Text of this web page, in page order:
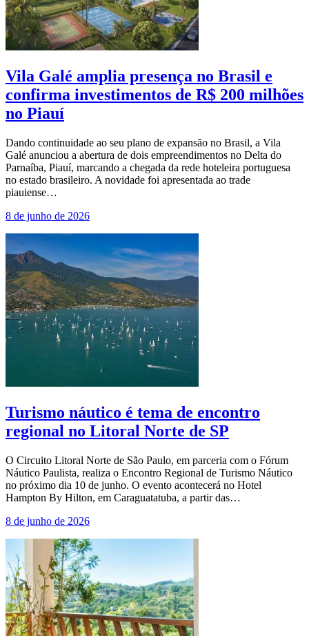
Vila Galé amplia presença no Brasil e
confirma investimentos de R$ 200 milhões
no Piauí
Dando continuidade ao seu plano de expansão no Brasil, a Vila
Galé anunciou a abertura de dois empreendimentos no Delta do
Parnaíba, Piauí, marcando a chegada da rede hoteleira portuguesa
no estado brasileiro. A novidade foi apresentada ao trade
piauiense…
8 de junho de 2026
Turismo náutico é tema de encontro
regional no Litoral Norte de SP
O Circuito Litoral Norte de São Paulo, em parceria com o Fórum
Náutico Paulista, realiza o Encontro Regional de Turismo Náutico
no próximo dia 10 de junho. O evento acontecerá no Hotel
Hampton By Hilton, em Caraguatatuba, a partir das…
8 de junho de 2026